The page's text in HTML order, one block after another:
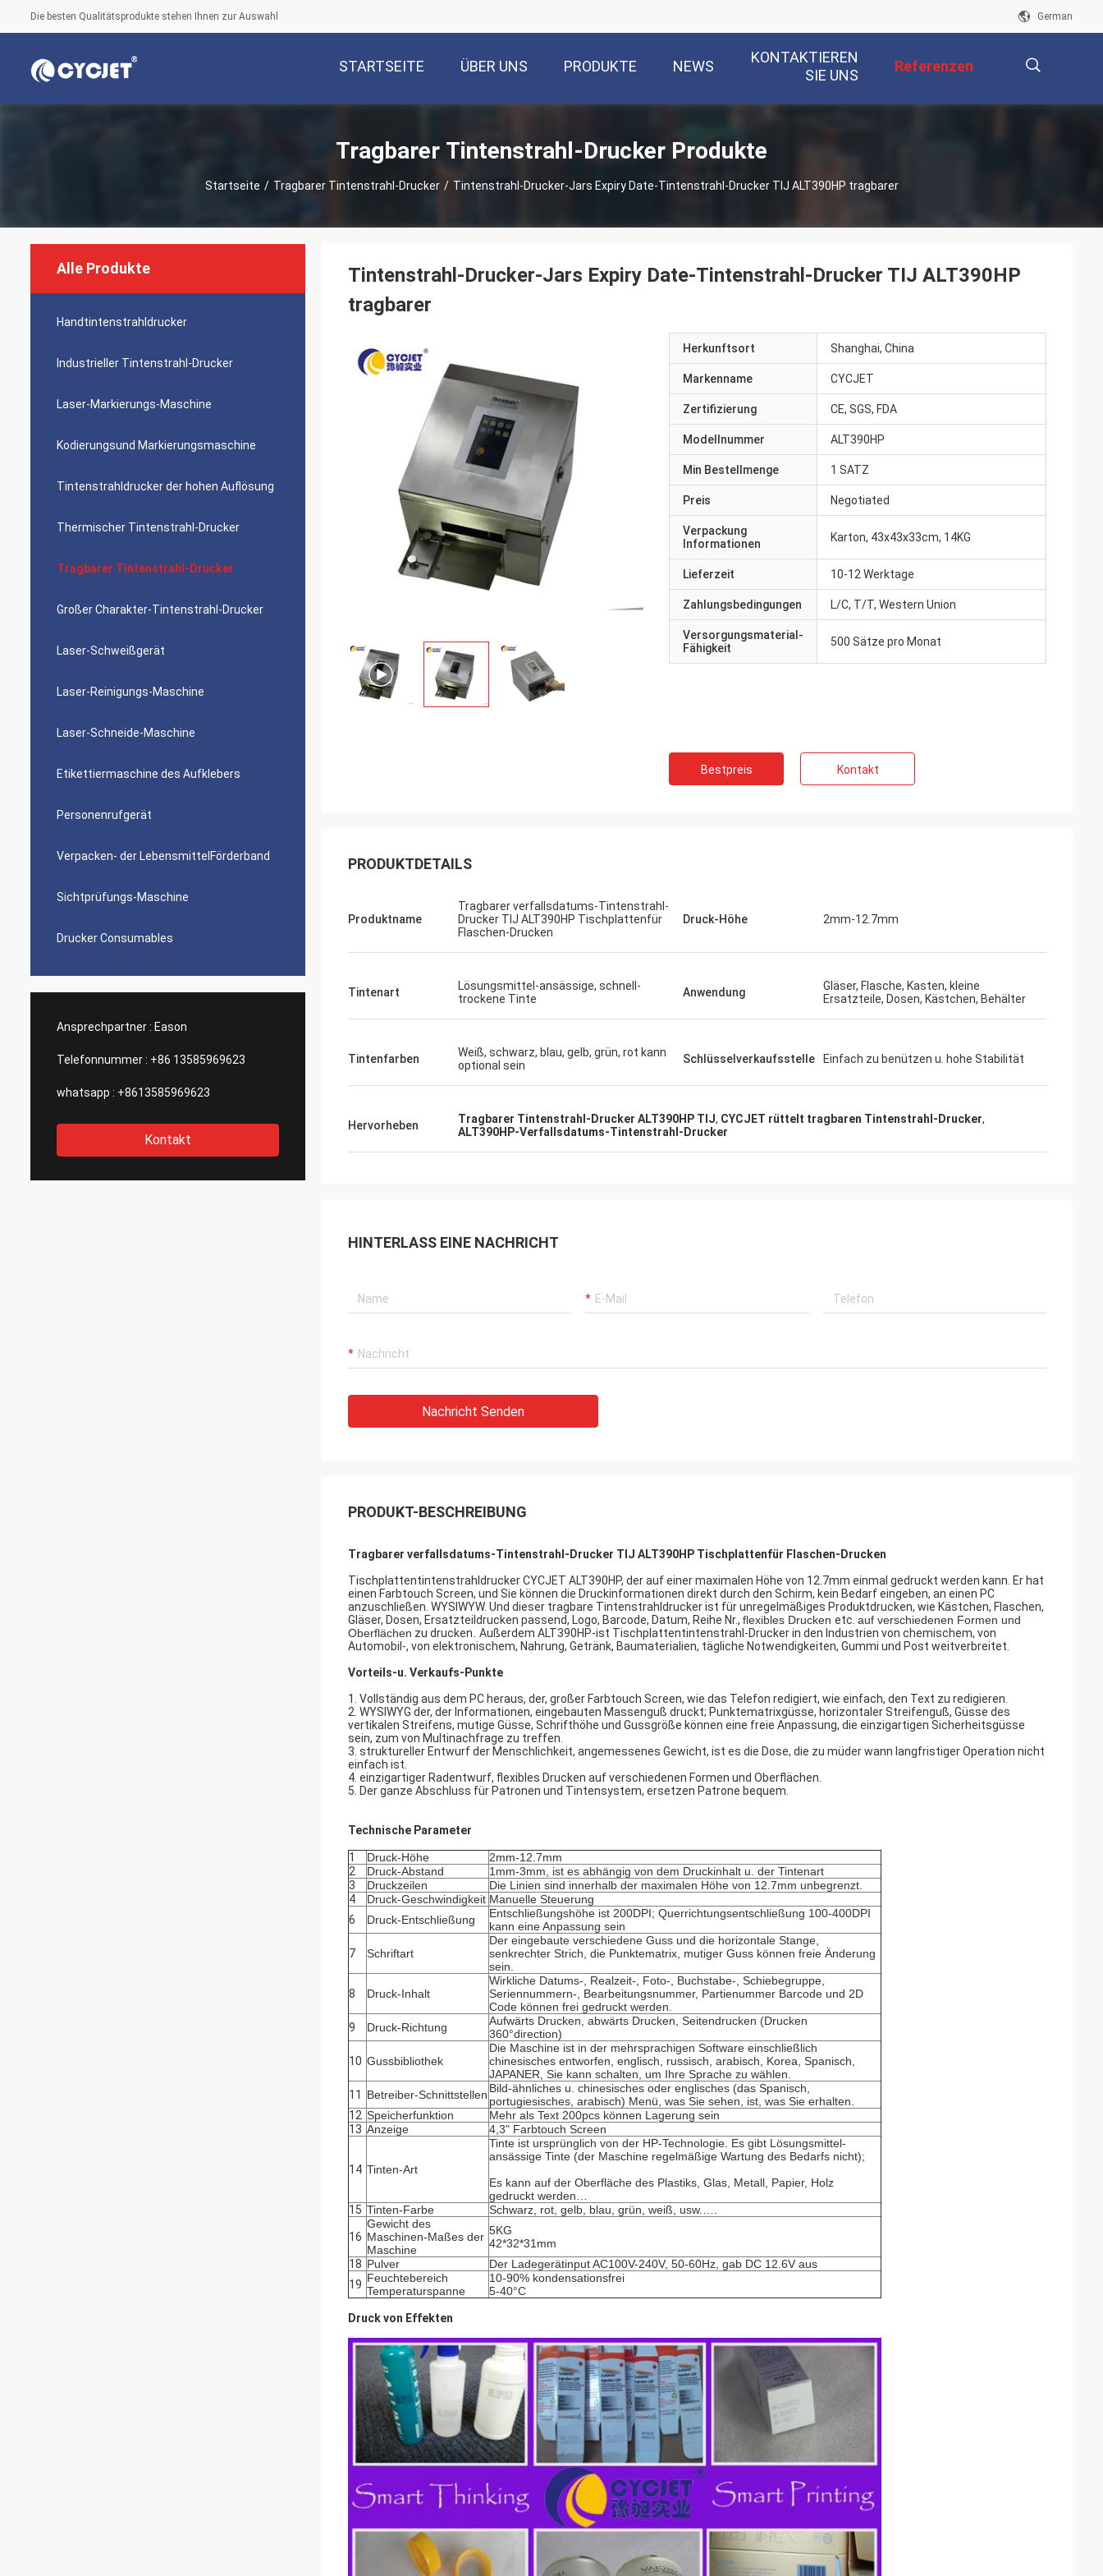
Die besten Qualitätsprodukte stehen Ihnen zur Auswahl German
STARTSEITE ÜBER UNS PRODUKTE NEWS
KONTAKTIEREN
SIE UNS
Referenzen
Tragbarer Tintenstrahl-Drucker Produkte
Startseite / Tragbarer Tintenstrahl-Drucker / Tintenstrahl-Drucker-Jars Expiry Date-Tintenstrahl-Drucker TIJ ALT390HP tragbarer
Alle Produkte
Handtintenstrahldrucker
Industrieller Tintenstrahl-Drucker
Laser-Markierungs-Maschine
Kodierungsund Markierungsmaschine
Tintenstrahldrucker der hohen Auflösung
Thermischer Tintenstrahl-Drucker
Tragbarer Tintenstrahl-Drucker
Großer Charakter-Tintenstrahl-Drucker
Laser-Schweißgerät
Laser-Reinigungs-Maschine
Laser-Schneide-Maschine
Etikettiermaschine des Aufklebers
Personenrufgerät
Verpacken- der LebensmittelFörderband
Sichtprüfungs-Maschine
Drucker Consumables
Ansprechpartner : Eason
Telefonnummer : +86 13585969623
whatsapp : +8613585969623
Kontakt
Tintenstrahl-Drucker-Jars Expiry Date-Tintenstrahl-Drucker TIJ ALT390HP
tragbarer
Herkunftsort Shanghai, China
Markenname CYCJET
Zertifizierung CE, SGS, FDA
Modellnummer ALT390HP
Min Bestellmenge 1 SATZ
Preis Negotiated
Verpackung
Informationen
Karton, 43x43x33cm, 14KG
Lieferzeit 10-12 Werktage
Zahlungsbedingungen L/C, T/T, Western Union
Versorgungsmaterial-
Fähigkeit
500 Sätze pro Monat
Bestpreis Kontakt
PRODUKTDETAILS
Produktname
Tragbarer verfallsdatums-Tintenstrahl-
Drucker TIJ ALT390HP Tischplattenfür
Flaschen-Drucken
Druck-Höhe 2mm-12.7mm
Tintenart
Lösungsmittel-ansässige, schnell-
trockene Tinte
Anwendung
Gläser, Flasche, Kasten, kleine
Ersatzteile, Dosen, Kästchen, Behälter
Tintenfarben
Weiß, schwarz, blau, gelb, grün, rot kann
optional sein
Schlüsselverkaufsstelle Einfach zu benützen u. hohe Stabilität
Hervorheben Tragbarer Tintenstrahl-Drucker ALT390HP TIJ, CYCJET rüttelt tragbaren Tintenstrahl-Drucker,
ALT390HP-Verfallsdatums-Tintenstrahl-Drucker
HINTERLASS EINE NACHRICHT
Nachricht Senden
PRODUKT-BESCHREIBUNG
Tragbarer verfallsdatums-Tintenstrahl-Drucker TIJ ALT390HP Tischplattenfür Flaschen-Drucken
Tischplattentintenstrahldrucker CYCJET ALT390HP, der auf einer maximalen Höhe von 12.7mm einmal gedruckt werden kann. Er hat
einen Farbtouch Screen, und Sie können die Druckinformationen direkt durch den Schirm, kein Bedarf eingeben, an einen PC
anzuschließen. WYSIWYW. Und dieser tragbare Tintenstrahldrucker ist für unregelmäßiges Produktdrucken, wie Kästchen, Flaschen,
Gläser, Dosen, Ersatzteildrucken passend, Logo, Barcode, Datum, Reihe Nr., flexibles Drucken etc. auf verschiedenen Formen und
Oberflächen zu drucken Außerdem ALT390HP-ist Tischplattentintenstrahl-Drucker in den Industrien von chemischem, von
Automobil-, von elektronischem, Nahrung, Getränk, Baumaterialien, tägliche Notwendigkeiten, Gummi und Post weitverbreitet.
Vorteils-u. Verkaufs-Punkte
1. Vollständig aus dem PC heraus, der, großer Farbtouch Screen, wie das Telefon redigiert, wie einfach, den Text zu redigieren.
2. WYSIWYG der, der Informationen, eingebauten Massenguß druckt; Punktematrixgüsse, horizontaler Streifenguß, Güsse des
vertikalen Streifens, mutige Güsse, Schrifthöhe und Gussgröße können eine freie Anpassung, die einzigartigen Sicherheitsgüsse
sein, zum von Multinachfrage zu treffen.
3. struktureller Entwurf der Menschlichkeit, angemessenes Gewicht, ist es die Dose, die zu müder wann langfristiger Operation nicht
einfach ist.
4. einzigartiger Radentwurf, flexibles Drucken auf verschiedenen Formen und Oberflächen.
5. Der ganze Abschluss für Patronen und Tintensystem, ersetzen Patrone bequem.
Technische Parameter
1 Druck-Höhe
2mm-12.7mm
2
Druck-Abstand
1mm-3mm, ist es abhängig von dem Druckinhalt u. der Tintenart
3
Druckzeilen
Die Linien sind innerhalb der maximalen Höhe von 12.7mm unbegrenzt.
4
Druck-Geschwindigkeit Manuelle Steuerung
6
Druck-Entschließung
Entschließungshöhe ist 200DPI; Querrichtungsentschließung 100-400DPI
kann eine Anpassung sein
7 Schriftart
Der eingebaute verschiedene Guss und die horizontale Stange,
senkrechter Strich, die Punktematrix, mutiger Guss können freie Änderung
sein.
8 Druck-Inhalt
Wirkliche Datums-, Realzeit-, Foto-, Buchstabe-, Schiebegruppe,
Seriennummern-, Bearbeitungsnummer, Partienummer Barcode und 2D
Code können frei gedruckt werden.
9
Druck-Richtung
Aufwärts Drucken, abwärts Drucken, Seitendrucken (Drucken
360°direction)
10 Gussbibliothek
Die Maschine ist in der mehrsprachigen Software einschließlich
chinesisches entworfen, englisch, russisch, arabisch, Korea, Spanisch,
JAPANER, Sie kann schalten, um Ihre Sprache zu wählen.
11
Betreiber-Schnittstellen Bild-ähnliches u. chinesisches oder englisches (das Spanisch,
portugiesisches, arabisch) Menü, was Sie sehen, ist, was Sie erhalten.
12 Speicherfunktion
Mehr als Text 200pcs können Lagerung sein
13 Anzeige 4,3" Farbtouch Screen
14 Tinten-Art
Tinte ist ursprünglich von der HP-Technologie. Es gibt Lösungsmittel-
ansässige Tinte (der Maschine regelmäßige Wartung des Bedarfs nicht);
Es kann auf der Oberfläche des Plastiks, Glas, Metall, Papier, Holz
gedruckt werden…
15 Tinten-Farbe Schwarz, rot, gelb, blau, grün, weiß, usw.….
16
Gewicht des
Maschinen-Maßes der
Maschine
5KG
42*32*31mm
18 Pulver
Der Ladegerätinput AC100V-240V, 50-60Hz, gab DC 12.6V aus
19 Feuchtebereich
Temperaturspanne
10-90% kondensationsfrei
5-40°C
Druck von Effekten